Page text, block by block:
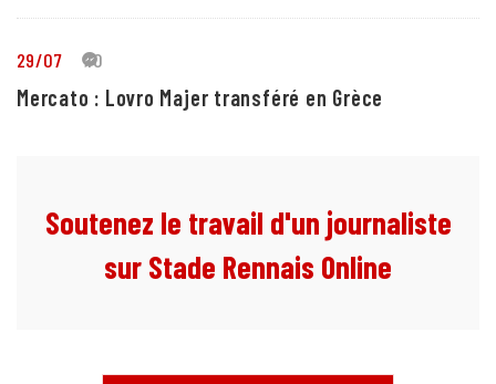
29/07 10
Mercato : Lovro Majer transféré en Grèce
Soutenez le travail d'un journaliste
sur Stade Rennais Online